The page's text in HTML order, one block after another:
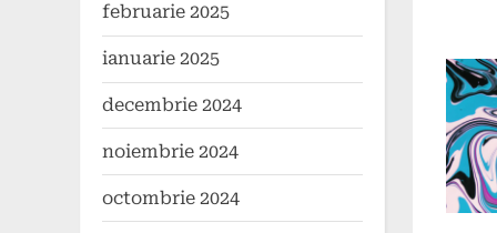
februarie 2025
ianuarie 2025
decembrie 2024
noiembrie 2024
octombrie 2024